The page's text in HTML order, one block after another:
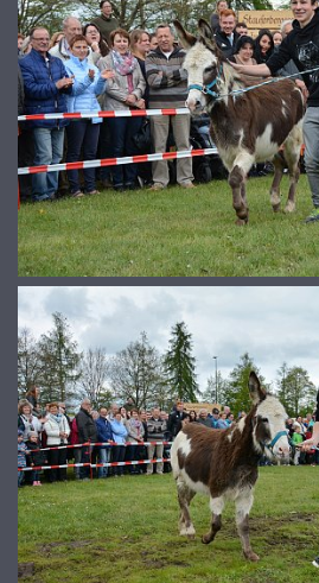
© 2026www.galerie-